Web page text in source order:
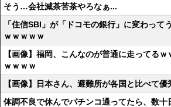
そう…会社滅茶苦茶やろなぁ...
「住信SBI」が「ドコモの銀行」に変わって
ｗｗｗｗｗ
【画像】福岡、こんなのが普通に走ってる
ｗｗｗｗ
【画像】日本さん、避難所が各国と比べて
体調不良で休んでパチンコ通ってたら、数